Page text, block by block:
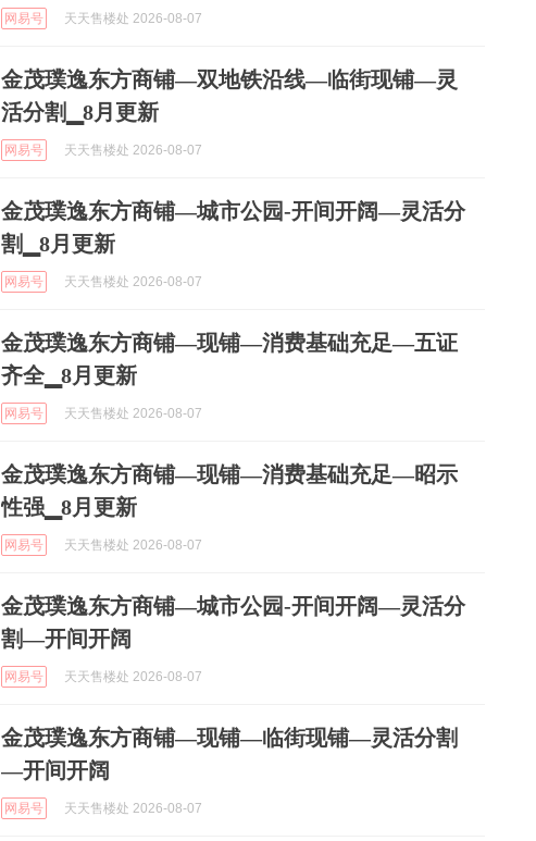
网易号 天天售楼处 2026-08-07
金茂璞逸东方商铺—双地铁沿线—临街现铺—灵
活分割▁8月更新
网易号 天天售楼处 2026-08-07
金茂璞逸东方商铺—城市公园-开间开阔—灵活分
割▁8月更新
网易号 天天售楼处 2026-08-07
金茂璞逸东方商铺—现铺—消费基础充足—五证
齐全▁8月更新
网易号 天天售楼处 2026-08-07
金茂璞逸东方商铺—现铺—消费基础充足—昭示
性强▁8月更新
网易号 天天售楼处 2026-08-07
金茂璞逸东方商铺—城市公园-开间开阔—灵活分
割—开间开阔
网易号 天天售楼处 2026-08-07
金茂璞逸东方商铺—现铺—临街现铺—灵活分割
—开间开阔
网易号 天天售楼处 2026-08-07